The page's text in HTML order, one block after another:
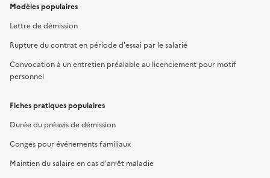
Modèles populaires
Lettre de démission
Rupture du contrat en période d'essai par le salarié
Convocation à un entretien préalable au licenciement pour motif
personnel
Fiches pratiques populaires
Durée du préavis de démission
Congés pour événements familiaux
Maintien du salaire en cas d'arrêt maladie